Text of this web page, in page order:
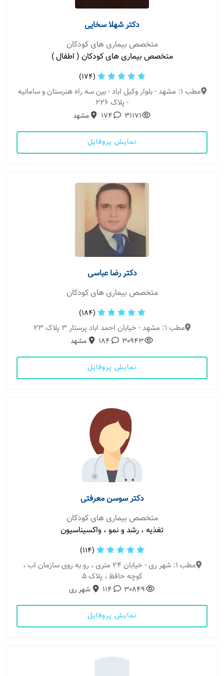
دکتر شهلا سخایی
متخصص بیماری های کودکان
متخصص بیماری های کودکان ( اطفال )
(174)
مطب 1: مشهد - بلوار وکیل اباد - بین سه راه هنرستان و سامانیه
- پلاک 226
31171
174 مشهد
نمایش پروفایل
دکتر رضا عباسی
متخصص بیماری های کودکان
(184)
مطب 1: مشهد - خیابان احمد اباد پرستار ۳ پلاک ۲۳
30943
184 مشهد
نمایش پروفایل
دکتر سوسن معرفتی
متخصص بیماری های کودکان
تغذیه ، رشد و نمو ، واکسیناسیون
(114)
مطب 1: شهر ری - خیابان 24 متری ، رو به روی سازمان اب ،
کوچه حافظ ، پلاک 5
30849
114 شهر ری
نمایش پروفایل